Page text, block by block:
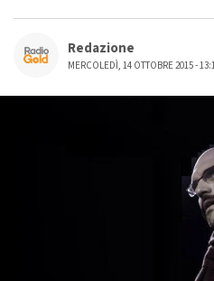
Redazione
MERCOLEDÌ, 14 OTTOBRE 2015 -